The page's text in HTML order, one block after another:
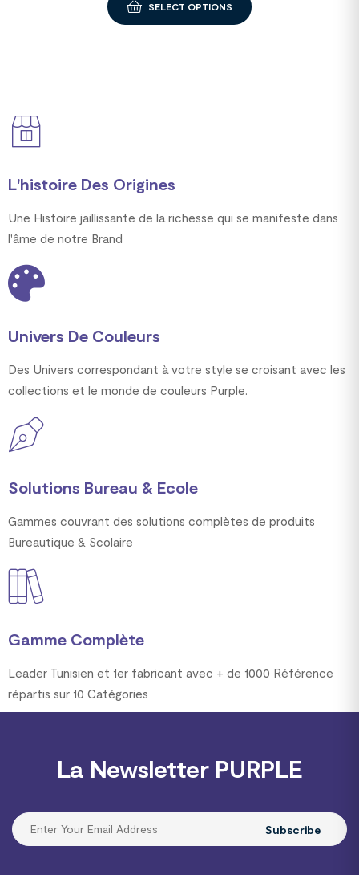
SELECT OPTIONS
L'histoire Des Origines
Une Histoire jaillissante de la richesse qui se manifeste dans
l'âme de notre Brand
Univers De Couleurs
Des Univers correspondant à votre style se croisant avec les
collections et le monde de couleurs Purple.
Solutions Bureau & Ecole
Gammes couvrant des solutions complètes de produits
Bureautique & Scolaire
Gamme Complète
Leader Tunisien et 1er fabricant avec + de 1000 Référence
répartis sur 10 Catégories
La Newsletter PURPLE
Subscribe